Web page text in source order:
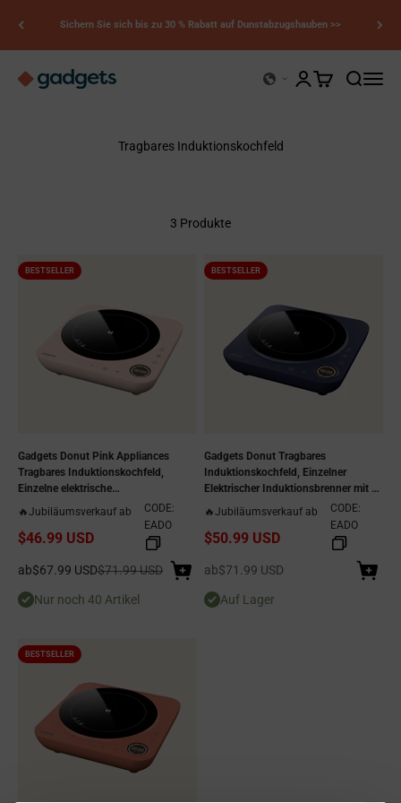
Sichern Sie sich bis zu 30 % Rabatt auf Dunstabzugshauben >>
Suche
Kerry Gadgets Kundenkontoseite
Warenkorb
Tragbares Induktionskochfeld
3 Produkte
BESTSELLER
Gadgets Donut Pink Appliances
Tragbares Induktionskochfeld,
Einzelne elektrische
Induktionskochplatte mit 4-Stunden-
Timer - Sakura Candy - Steckerfertig
🔥Jubiläumsverkauf ab
$46.99 USD
CODE:
EADO
Angebot
ab$67.99 USDRegulärer Preis
$71.99 USD
Nur noch 40 Artikel
BESTSELLER
Gadgets Donut Tragbares
Induktionskochfeld, Einzelner
Elektrischer Induktionsbrenner mit 4-
Stunden-Timer – Mitternachtstraum
🔥Jubiläumsverkauf ab
$50.99 USD
CODE:
EADO
Angebot
ab$71.99 USD
Auf Lager
BESTSELLER